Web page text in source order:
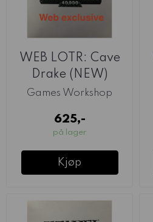
WEB LOTR: Cave
Drake (NEW)
Games Workshop
625,-
på lager
Kjøp